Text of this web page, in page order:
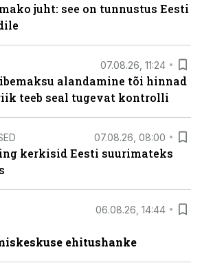
juht: see on tunnustus Eesti
07.08.26, 11:24
alandamine tõi hinnad
teeb seal tugevat kontrolli
07.08.26, 08:00
kerkisid Eesti suurimateks
06.08.26, 14:44
ehitushanke